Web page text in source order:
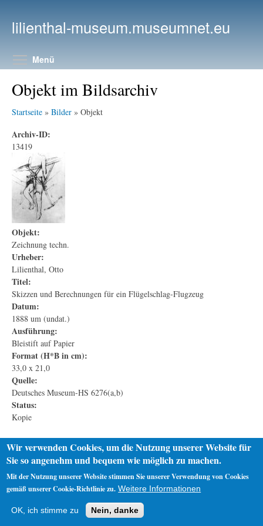
lilienthal-museum.museumnet.eu
Menü
Objekt im Bildsarchiv
Startseite » Bilder » Objekt
Archiv-ID:
13419
Objekt:
Zeichnung techn.
Urheber:
Lilienthal, Otto
Titel:
Skizzen und Berechnungen für ein Flügelschlag-Flugzeug
Datum:
1888 um (undat.)
Ausführung:
Bleistift auf Papier
Format (H*B in cm):
33,0 x 21,0
Quelle:
Deutsches Museum-HS 6276(a,b)
Status:
Kopie
Impressum
Wir verwenden Cookies, um die Nutzung unserer Website für
Sie so angenehm und bequem wie möglich zu machen.
Mit der Nutzung unserer Website stimmen Sie unserer Verwendung von Cookies
gemäß unserer Cookie-Richtlinie zu. Weitere Informationen
OK, ich stimme zu Nein, danke